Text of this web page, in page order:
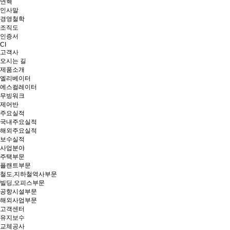
연혁
인사말
경영철학
조직도
인증서
CI
고객사
오시는 길
제품소개
엘리베이터
에스컬레이터
무빙워크
제어반
주요실적
국내주요실적
해외주요실적
보수실적
사업분야
주택부문
플랜트부문
철도,지하철역사부문
빌딩,오피스부문
공항시설부문
해외사업부문
고객센터
유지보수
교체공사